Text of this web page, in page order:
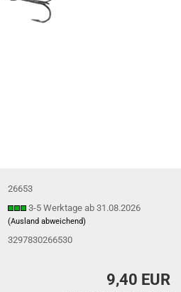
26653
3-5 Werktage ab 31.08.2026
(Ausland abweichend)
3297830266530
9,40 EUR